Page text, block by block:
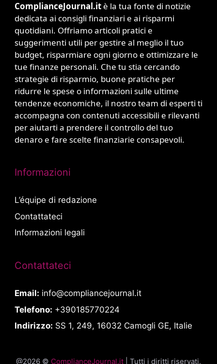
ComplianceJournal.it è la tua fonte di notizie
dedicata ai consigli finanziari e ai risparmi
quotidiani. Offriamo articoli pratici e
suggerimenti utili per gestire al meglio il tuo
budget, risparmiare ogni giorno e ottimizzare le
tue finanze personali. Che tu stia cercando
strategie di risparmio, buone pratiche per
ridurre le spese o informazioni sulle ultime
tendenze economiche, il nostro team di esperti ti
accompagna con contenuti accessibili e rilevanti
per aiutarti a prendere il controllo del tuo
denaro e fare scelte finanziarie consapevoli.
Informazioni
L’équipe di redazione
Contattateci
Informazioni legali
Contattateci
Email: info@compliancejournal.it
Telefono: +390185770224
Indirizzo: SS 1, 249, 16032 Camogli GE, Italie
@2026 © ComplianceJournal.it | Tutti i diritti riservati.